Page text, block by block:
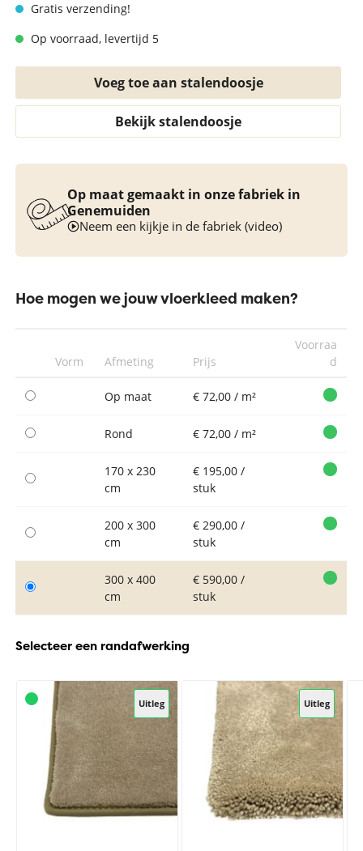
Gratis verzending!
Op voorraad, levertijd 5
Voeg toe aan stalendoosje
Bekijk stalendoosje
Op maat gemaakt in onze fabriek in
Genemuiden
Neem een kijkje in de fabriek (video)
Hoe mogen we jouw vloerkleed maken?
Vorm Afmeting Prijs
Voorraa
d
Op maat € 72,00 / m²
Rond € 72,00 / m²
170 x 230
cm
€ 195,00 /
stuk
200 x 300
cm
€ 290,00 /
stuk
300 x 400
cm
€ 590,00 /
stuk
Selecteer een randafwerking
Uitleg Uitleg